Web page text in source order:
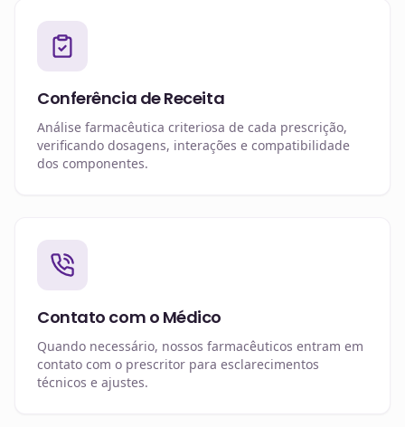
Conferência de Receita
Análise farmacêutica criteriosa de cada prescrição,
verificando dosagens, interações e compatibilidade
dos componentes.
Contato com o Médico
Quando necessário, nossos farmacêuticos entram em
contato com o prescritor para esclarecimentos
técnicos e ajustes.